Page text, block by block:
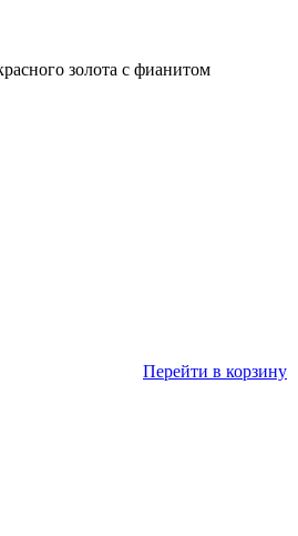
золота с фианитом
Перейти в корзину